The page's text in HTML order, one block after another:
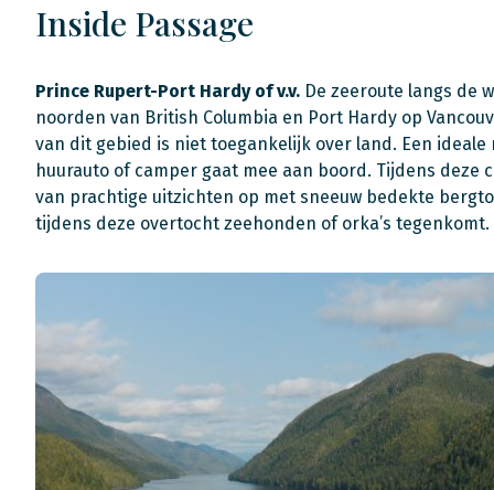
Inside Passage
Prince Rupert-Port Hardy of v.v. De zeeroute langs de
noorden van British Columbia en Port Hardy op
van dit gebied is niet toegankelijk over land. Een
huurauto of camper gaat mee aan boord. Tijdens
van prachtige uitzichten op met sneeuw bedekte
tijdens deze overtocht zeehonden of orka’s tegenkomt.